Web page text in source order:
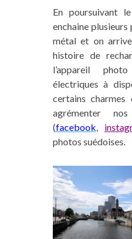
En poursuivant
enchaine
métal et on
histoire de
l’appareil
électriques à
certains
agrémenter
(facebook,
photos suédoises.